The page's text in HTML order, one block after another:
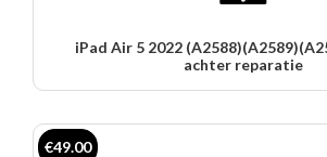
iPad Air 5 2022
achter reparatie
€49.00